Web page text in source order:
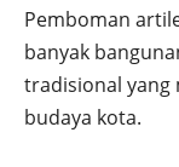
Pemboman
banyak
tradisional yang
budaya kota.